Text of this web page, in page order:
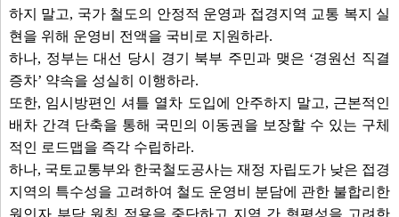
하지 말고, 국가 철도의 안정적 운영과 접경지역 교통 복지 실
현을 위해 운영비 전액을 국비로 지원하라.
하나, 정부는 대선 당시 경기 북부 주민과 맺은 ‘경원선 직결
증차’ 약속을 성실히 이행하라.
또한, 임시방편인 셔틀 열차 도입에 안주하지 말고, 근본적인
배차 간격 단축을 통해 국민의 이동권을 보장할 수 있는 구체
적인 로드맵을 즉각 수립하라.
하나, 국토교통부와 한국철도공사는 재정 자립도가 낮은 접경
지역의 특수성을 고려하여 철도 운영비 분담에 관한 불합리한
원인자 부담 원칙 적용을 중단하고 지역 간 형평성을 고려한